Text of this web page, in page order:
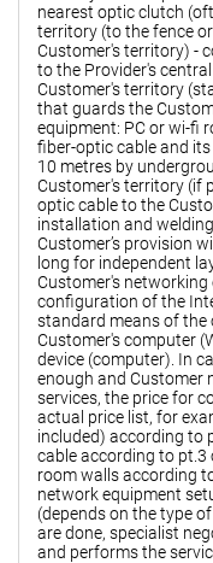
nearest optic clutch
territory (to the fence
Customer's territory) -
to the Provider's
Customer's territory
that guards the
equipment: PC or wi-fi
fiber-optic cable and
10 metres by
Customer's territory (if
optic cable to the
installation and
Customer’s provision
long for independent
Customer's networking
configuration of the
standard means of the
Customer's computer
device (computer). In
enough and Customer
services, the price for
actual price list, for
included) according to
cable according to
room walls according
network equipment
(depends on the type
are done, specialist
and performs the